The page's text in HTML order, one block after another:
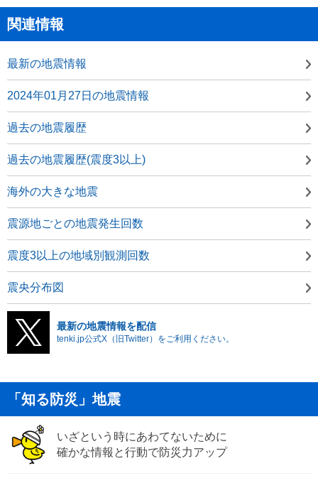
関連情報
最新の地震情報
2024年01月27日の地震情報
過去の地震履歴
過去の地震履歴(震度3以上)
海外の大きな地震
震源地ごとの地震発生回数
震度3以上の地域別観測回数
震央分布図
最新の地震情報を配信
tenki.jp公式X（旧Twitter）をご利用ください。
「知る防災」地震
いざという時にあわてないために
確かな情報と行動で防災力アップ